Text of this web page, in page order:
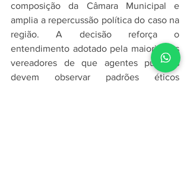
composição da Câmara Municipal e
amplia a repercussão política do caso na
região. A decisão reforça o
entendimento adotado pela maioria dos
vereadores de que agentes públicos
devem observar padrões éticos